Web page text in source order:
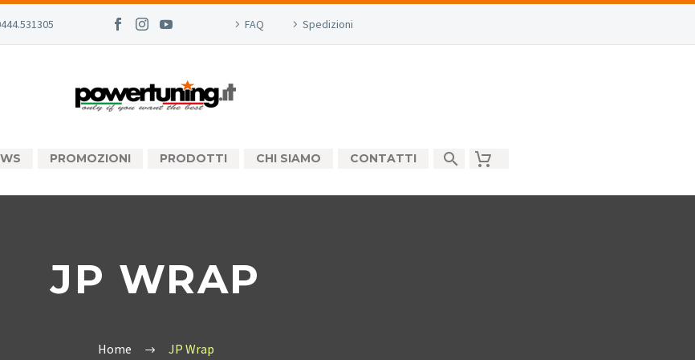
FAQ Spedizioni
PROMOZIONI PRODOTTI CHI SIAMO CONTATTI
JP WRAP
Home JP Wrap